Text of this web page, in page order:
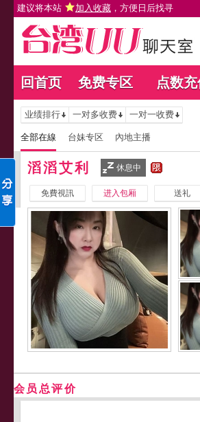
建议将本站 加入收藏 ，方便日后找寻
回首页 免费专区 点数
业绩排行 一对多收费 一对一收费
全部在線 台妹专区 內地主播
滔滔艾利 休息中
免費視訊 进入包厢 送礼
会员总评价